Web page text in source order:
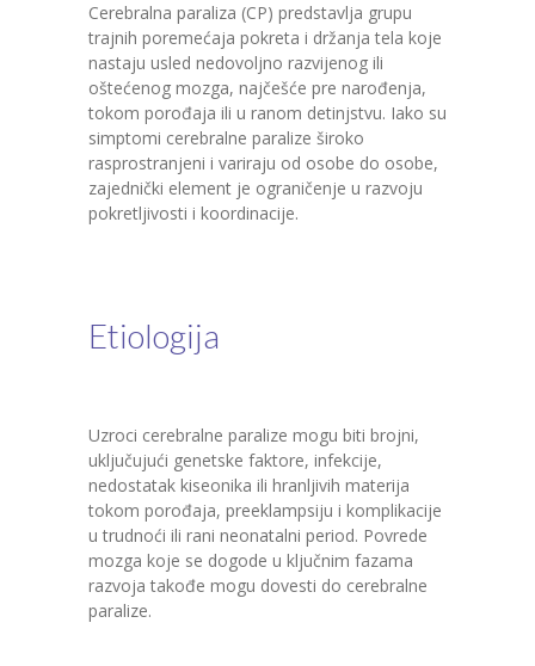
Cerebralna paraliza (CP) predstavlja grupu
trajnih poremećaja pokreta i držanja tela koje
nastaju usled nedovoljno razvijenog ili
oštećenog mozga, najčešće pre narođenja,
tokom porođaja ili u ranom detinjstvu. Iako su
simptomi cerebralne paralize široko
rasprostranjeni i variraju od osobe do osobe,
zajednički element je ograničenje u razvoju
pokretljivosti i koordinacije.
Etiologija
Uzroci cerebralne paralize mogu biti brojni,
uključujući genetske faktore, infekcije,
nedostatak kiseonika ili hranljivih materija
tokom porođaja, preeklampsiju i komplikacije
u trudnoći ili rani neonatalni period. Povrede
mozga koje se dogode u ključnim fazama
razvoja takođe mogu dovesti do cerebralne
paralize.